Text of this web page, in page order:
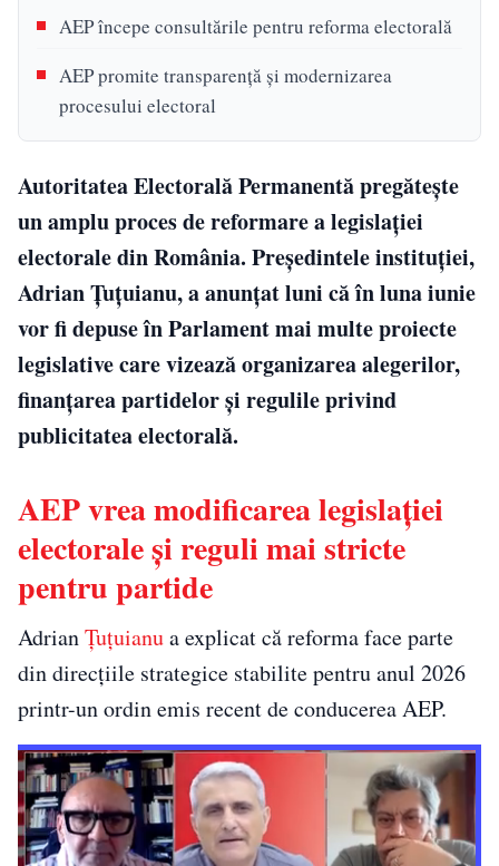
AEP începe consultările pentru reforma electorală
AEP promite transparență și modernizarea
procesului electoral
Autoritatea Electorală Permanentă pregătește
un amplu proces de reformare a legislației
electorale din România. Președintele instituției,
Adrian Țuțuianu, a anunțat luni că în luna iunie
vor fi depuse în Parlament mai multe proiecte
legislative care vizează organizarea alegerilor,
finanțarea partidelor și regulile privind
publicitatea electorală.
AEP vrea modificarea legislației
electorale și reguli mai stricte
pentru partide
AdrianȚuțuianua explicat că reforma face parte
din direcțiile strategice stabilite pentru anul 2026
printr-un ordin emis recent de conducerea AEP.